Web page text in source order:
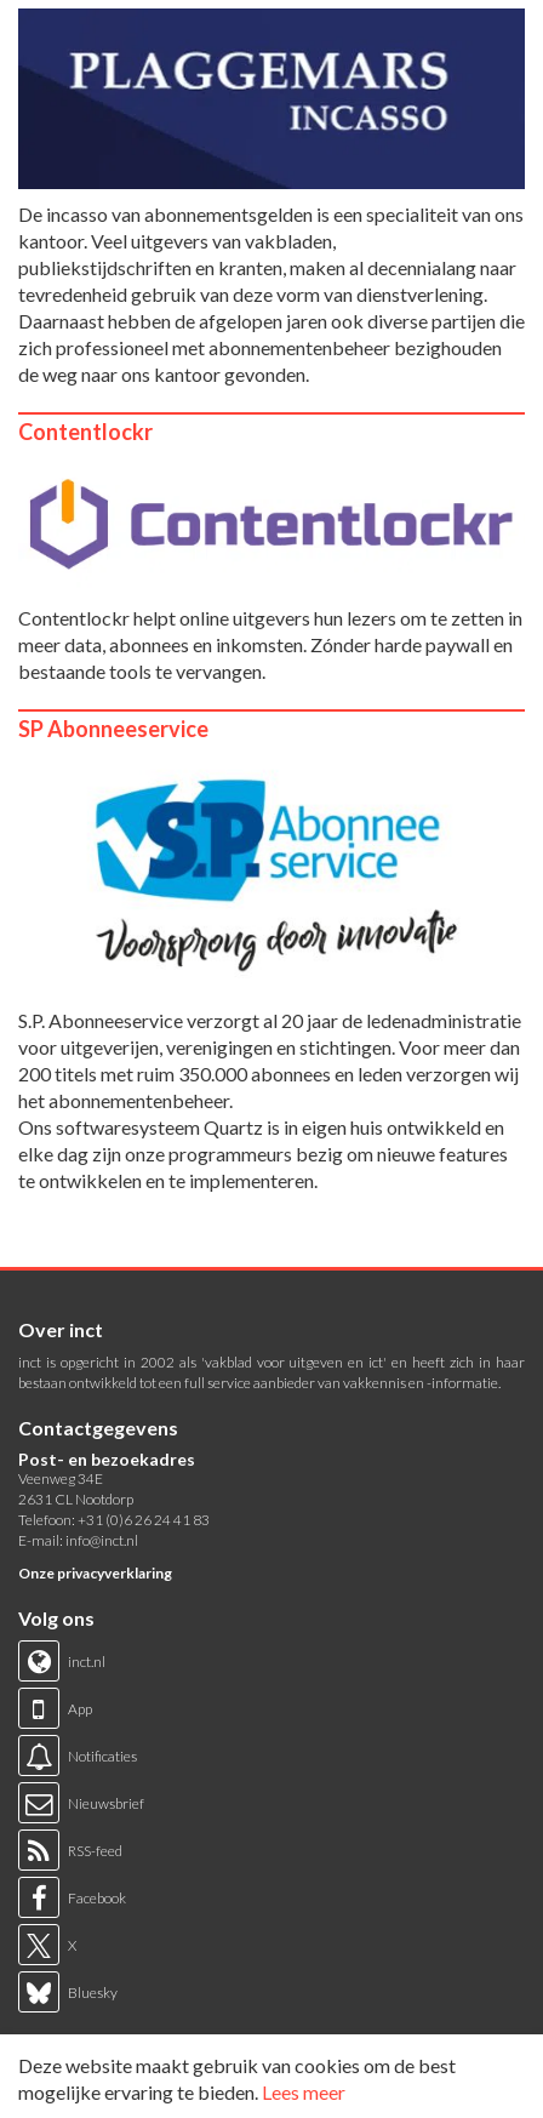
De incasso van abonnementsgelden is een specialiteit van ons
kantoor. Veel uitgevers van vakbladen,
publiekstijdschriften en kranten, maken al decennialang naar
tevredenheid gebruik van deze vorm van dienstverlening.
Daarnaast hebben de afgelopen jaren ook diverse partijen die
zich professioneel met abonnementenbeheer bezighouden
de weg naar ons kantoor gevonden.
Contentlockr
Contentlockr helpt online uitgevers hun lezers om te zetten in
meer data, abonnees en inkomsten. Zónder harde paywall en
bestaande tools te vervangen.
SP Abonneeservice
S.P. Abonneeservice verzorgt al 20 jaar de ledenadministratie
voor uitgeverijen, verenigingen en stichtingen. Voor meer dan
200 titels met ruim 350.000 abonnees en leden verzorgen wij
het abonnementenbeheer.
Ons softwaresysteem Quartz is in eigen huis ontwikkeld en
elke dag zijn onze programmeurs bezig om nieuwe features
te ontwikkelen en te implementeren.
Over inct
inct is opgericht in 2002 als 'vakblad voor uitgeven en ict' en heeft zich in haar
bestaan ontwikkeld tot een full service aanbieder van vakkennis en -informatie.
Contactgegevens
Post- en bezoekadres
Veenweg 34E
2631 CL Nootdorp
Telefoon: +31 (0)6 26 24 41 83
E-mail: info@inct.nl
Onze privacyverklaring
Volg ons
inct.nl
App
Notificaties
Nieuwsbrief
RSS-feed
Facebook
X
Bluesky
Sitemap
Tags overzicht
Deze website maakt gebruik van cookies om de best
mogelijke ervaring te bieden. Lees meer